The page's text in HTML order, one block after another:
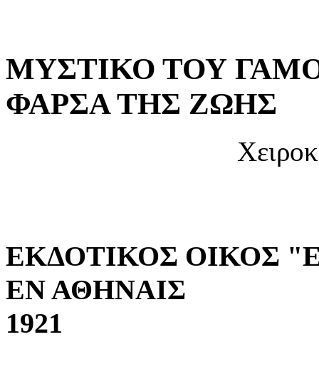
ΜΥΣΤΙΚΟ ΤΟΥ
ΦΑΡΣΑ ΤΗΣ ΖΩΗΣ
ΕΚΔΟΤΙΚΟΣ ΟΙΚΟΣ
ΕΝ ΑΘΗΝΑΙΣ
1921